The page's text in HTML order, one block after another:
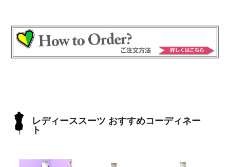
レディーススーツ おすすめコーディネー
ト